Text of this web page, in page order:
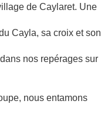
de Caylaret. Une
Cayla, sa croix et son
nos repérages sur
nous entamons